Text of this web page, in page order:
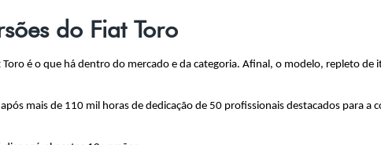
do Fiat Toro
Toro é o que há dentro do mercado e da categoria. Afinal, o modelo, repleto
mais de 110 mil horas de dedicação de 50 profissionais destacados para